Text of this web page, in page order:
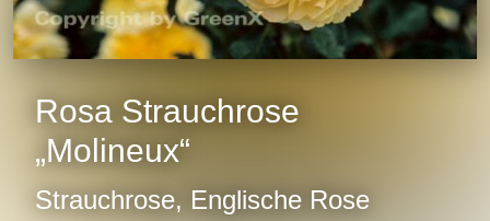
Rosa Strauchrose
„Molineux“
Strauchrose, Englische Rose